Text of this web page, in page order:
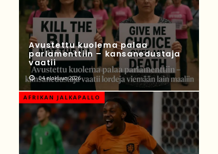
Avustettu kuolema palaa
parlamenttiin – kansanedustaja
vaatii
04 elokuun 2026
AFRIKAN JALKAPALLO